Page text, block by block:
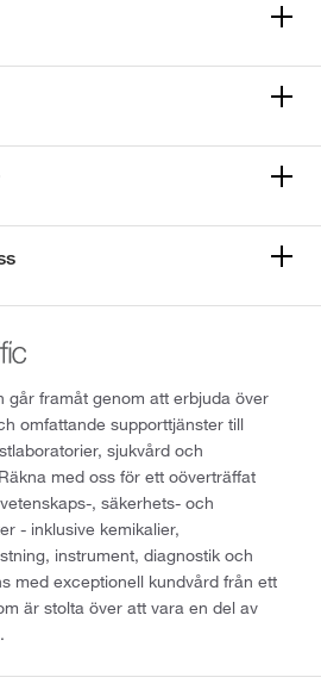
går framåt genom att erbjuda över
omfattande supporttjänster till
sjukvård och
med oss för ett oöverträffat
, säkerhets- och
- inklusive kemikalier,
instrument, diagnostik och
med exceptionell kundvård från ett
är stolta över att vara en del av